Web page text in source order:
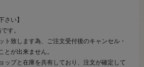
さい】
す。
ト致します為、ご注文受付後のキャンセル・
とが出来ません。
ップと在庫を共有しており、注文が確定して